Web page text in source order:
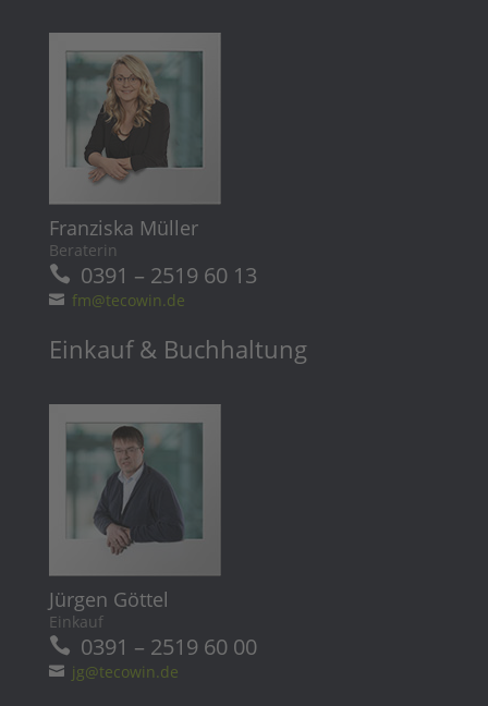
Franziska Müller
Beraterin
0391 – 2519 60 13
fm@tecowin.de
Einkauf & Buchhaltung
Jürgen Göttel
Einkauf
0391 – 2519 60 00
jg@tecowin.de